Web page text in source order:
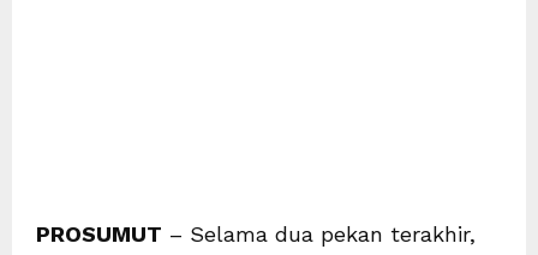
PROSUMUT – Selama dua pekan terakhir,